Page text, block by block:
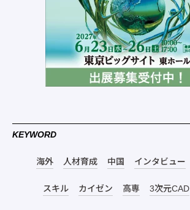
KEYWORD
海外 人材育成 中国 インタビュー
スキル カイゼン 高専 3次元CAD